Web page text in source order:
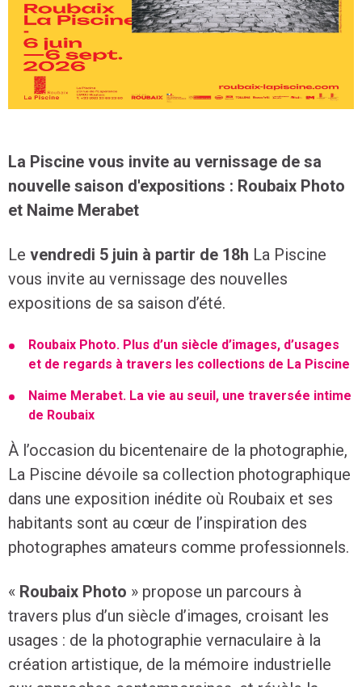
La Piscine vous invite au vernissage de sa
nouvelle saison d'expositions : Roubaix Photo
et Naime Merabet
Le vendredi 5 juin à partir de 18h La Piscine
vous invite au vernissage des nouvelles
expositions de sa saison d’été.
Roubaix Photo. Plus d’un siècle d’images, d’usages
et de regards à travers les collections de La Piscine
Naime Merabet. La vie au seuil, une traversée intime
de Roubaix
À l’occasion du bicentenaire de la photographie,
La Piscine dévoile sa collection photographique
dans une exposition inédite où Roubaix et ses
habitants sont au cœur de l’inspiration des
photographes amateurs comme professionnels.
« Roubaix Photo » propose un parcours à
travers plus d’un siècle d’images, croisant les
usages : de la photographie vernaculaire à la
création artistique, de la mémoire industrielle